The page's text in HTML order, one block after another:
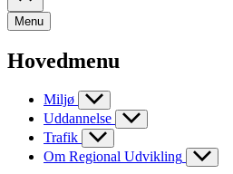
Menu
Hovedmenu
Miljø
Uddannelse
Trafik
Om Regional Udvikling